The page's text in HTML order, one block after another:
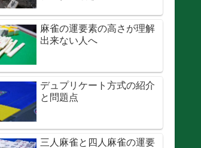
麻雀の運要素の高さが理解
出来ない人へ
デュプリケート方式の紹介
と問題点
三人麻雀と四人麻雀の運要